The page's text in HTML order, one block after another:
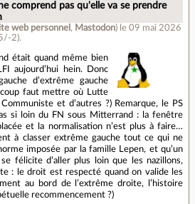
comprend pas qu'elle va se prendre
web personnel , Mastodon) le 09 mai 2026
2).
était quand même bien
aujourd’hui hein. Donc
d’extrême gauche
faut mettre où Lutte
et d’autres ?) Remarque, le PS
si loin du FN sous Mitterrand : la fenêtre
et la normalisation n’est plus à faire…
à classer extrême gauche tout ce qui ne
imposée par la famille Lepen, et qu’un
félicite d’aller plus loin que les nazillons,
: le droit est respecté quand on valide les
au bord de l’extrême droite, l’histoire
recommencement ?)